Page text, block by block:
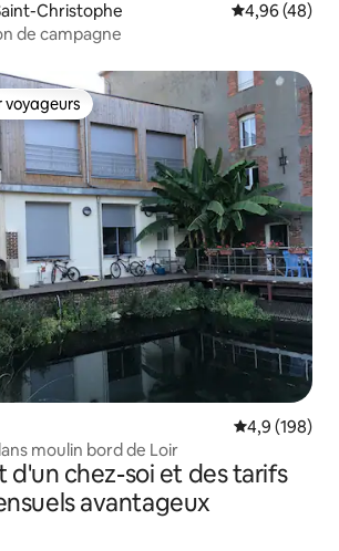
Christophe Évaluation
4,96 (48)
de campagne
les plus appréciés
Évaluation
4,9 (198)
moulin bord de Loir
d'un chez-soi et des tarifs
avantageux